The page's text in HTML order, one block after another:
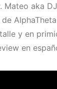
Mateo aka
y en
en